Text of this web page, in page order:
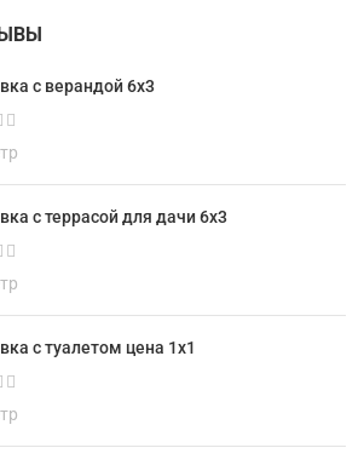
с верандой 6х3
с террасой для дачи 6х3
с туалетом цена 1х1